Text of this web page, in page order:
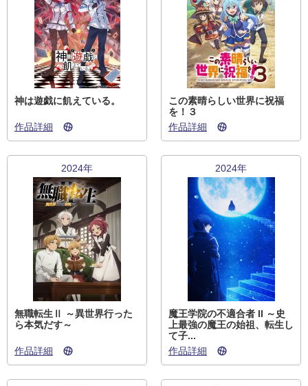
神は遊戯に飢えている。
作品詳細
この素晴らしい世界に祝福
を！３
作品詳細
2024年
無職転生Ⅱ ～異世界行った
ら本気だす～
作品詳細
2024年
魔王学院の不適合者 II ～史
上最強の魔王の始祖、転生し
て子...
作品詳細